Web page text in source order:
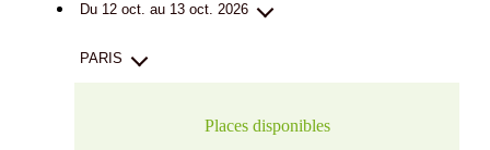
Du 12 oct. au 13 oct. 2026
PARIS
Places disponibles